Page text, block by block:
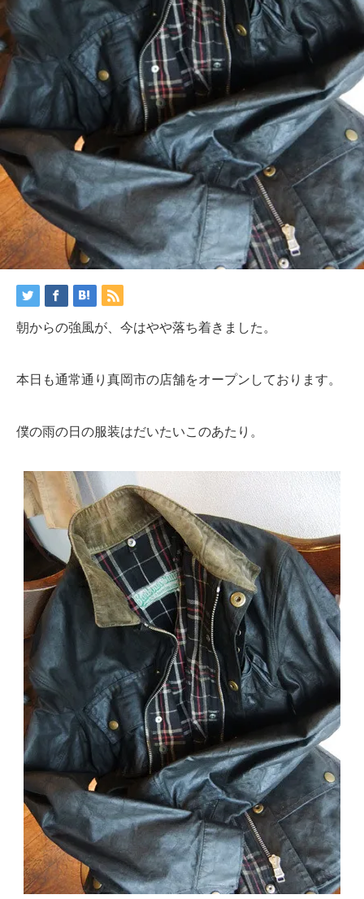
朝からの強風が、今はやや落ち着きました。
本日も通常通り真岡市の店舗をオープンしております。
僕の雨の日の服装はだいたいこのあたり。